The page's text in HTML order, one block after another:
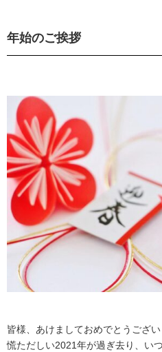
年始のご挨拶
皆様、あけましておめでとうござい
慌ただしい2021年が過ぎ去り、い